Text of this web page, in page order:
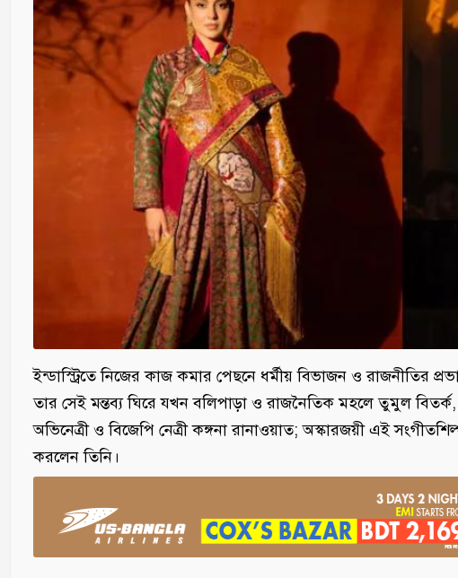
ইন্ডাস্ট্রিতে নিজের কাজ কমার পেছনে ধর্মীয় বিভাজন ও রাজনীতির
তার সেই মন্তব্য ঘিরে যখন বলিপাড়া ও রাজনৈতিক মহলে তুমুল
অভিনেত্রী ও বিজেপি নেত্রী কঙ্গনা রানাওয়াত; অস্কারজয়ী এই
করলেন তিনি।